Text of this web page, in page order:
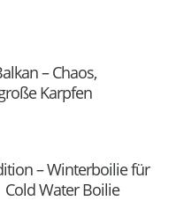
– Chaos,
Karpfen
– Winterboilie für
Water Boilie